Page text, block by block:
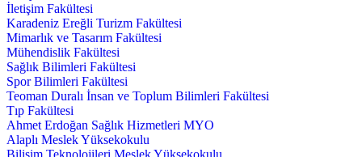
İletişim Fakültesi
Karadeniz Ereğli Turizm Fakültesi
Mimarlık ve Tasarım Fakültesi
Mühendislik Fakültesi
Sağlık Bilimleri Fakültesi
Spor Bilimleri Fakültesi
Teoman Duralı İnsan ve Toplum Bilimleri Fakültesi
Tıp Fakültesi
Ahmet Erdoğan Sağlık Hizmetleri MYO
Alaplı Meslek Yüksekokulu